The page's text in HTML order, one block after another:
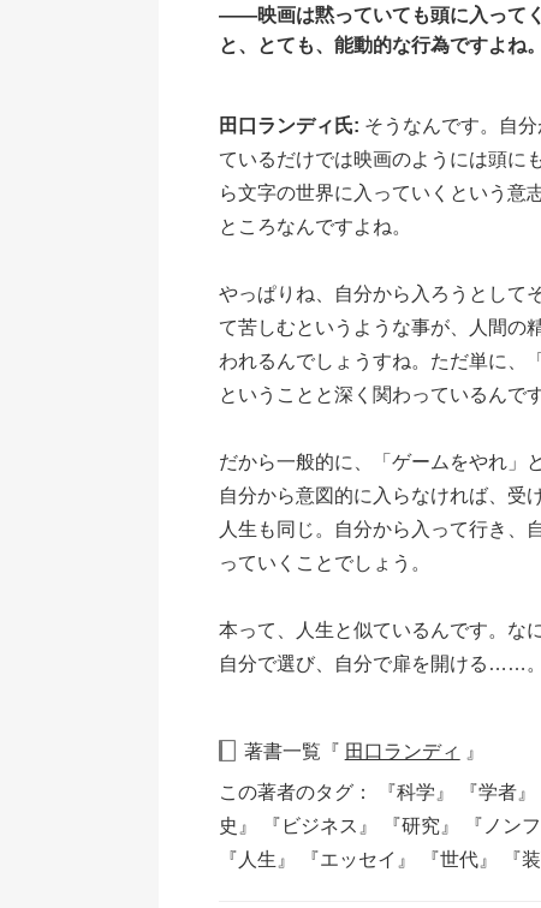
――映画は黙っていても頭に入って
と、とても、能動的な行為ですよね。
田口ランディ氏: そうなんです。自
ているだけでは映画のようには頭に
ら文字の世界に入っていくという意
ところなんですよね。
やっぱりね、自分から入ろうとして
て苦しむというような事が、人間の
われるんでしょうすね。ただ単に、
ということと深く関わっているんです
だから一般的に、「ゲームをやれ」
自分から意図的に入らなければ、受
人生も同じ。自分から入って行き、
っていくことでしょう。
本って、人生と似ているんです。な
自分で選び、自分で扉を開ける……
著書一覧『 田口ランディ
』
この著者のタグ：
『科学』 『学者』
史』
『ビジネス』 『研究』 『ノン
『人生』
『エッセイ』 『世代』 『